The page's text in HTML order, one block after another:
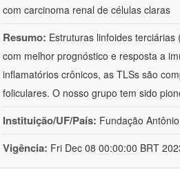
com carcinoma renal de células claras
Resumo: Estruturas linfoides
com melhor prognóstico e resposta a
inflamatórios crônicos, as TLSs são
foliculares. O nosso grupo tem sido
Instituição/UF/País: Fundação
Vigência: Fri Dec 08 00:00:00 BRT